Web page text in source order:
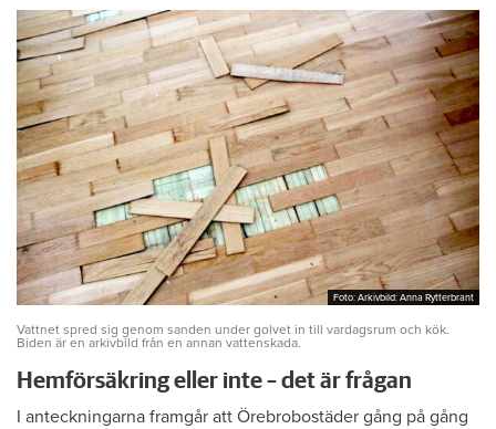
Foto: Arkivbild: Anna Rytterbrant
Foto: Arkivbild: Anna Rytterbrant
Vattnet spred sig genom sanden under golvet in till vardagsrum och kök.
Biden är en arkivbild från en annan vattenskada.
Hemförsäkring eller inte – det är frågan
I anteckningarna framgår att Örebrobostäder gång på gång